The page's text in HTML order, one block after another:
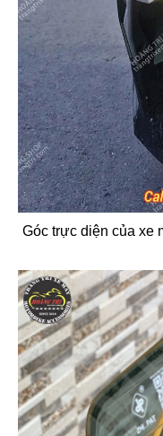
Góc trực diện của xe